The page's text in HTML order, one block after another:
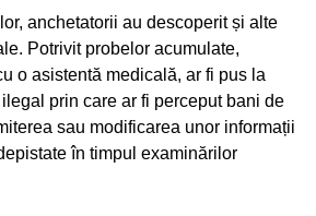
anchetatorii au descoperit și alte
Potrivit probelor acumulate,
o asistentă medicală, ar fi pus la
prin care ar fi perceput bani de
sau modificarea unor informații
în timpul examinărilor